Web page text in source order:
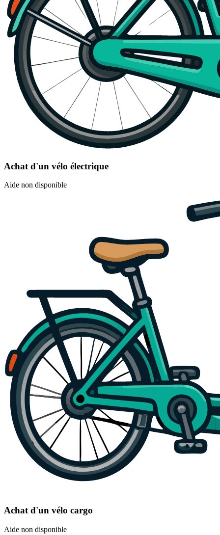
Achat d'un vélo électrique
Aide non disponible
Achat d'un vélo cargo
Aide non disponible